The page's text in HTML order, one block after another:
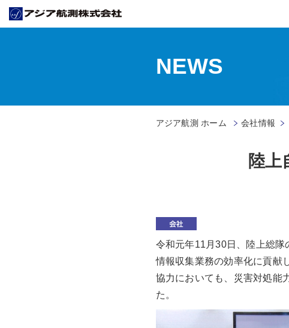
NEWS
アジア航測 ホーム 会社情報
陸上
令和元年11月30日、陸上総隊
情報収集業務の効率化に貢献
協力においても、災害対処能
た。